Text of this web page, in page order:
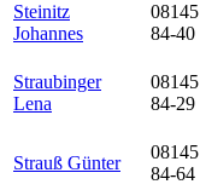
Steinitz
Johannes
08145
84-40
Straubinger
Lena
08145
84-29
Strauß Günter
08145
84-64